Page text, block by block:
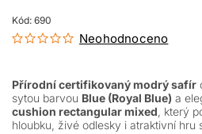
Kód: 690
Neohodnoceno
Přírodní certifikovaný modrý safír
sytou barvou Blue (Royal Blue) a
cushion rectangular mixed , který
hloubku, živé odlesky i atraktivní hru